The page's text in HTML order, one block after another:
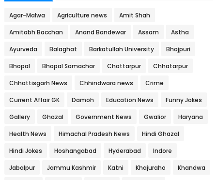
Agar-Malwa Agriculture news Amit Shah
Amitabh Bacchan Anand Bandewar Assam Astha
Ayurveda Balaghat Barkatullah University Bhojpuri
Bhopal Bhopal Samachar Chattarpur Chhatarpur
Chhattisgarh News Chhindwara news Crime
Current Affair GK Damoh Education News Funny Jokes
Gallery Ghazal Government News Gwalior Haryana
Health News Himachal Pradesh News Hindi Ghazal
Hindi Jokes Hoshangabad Hyderabad Indore
Jabalpur Jammu Kashmir Katni Khajuraho Khandwa